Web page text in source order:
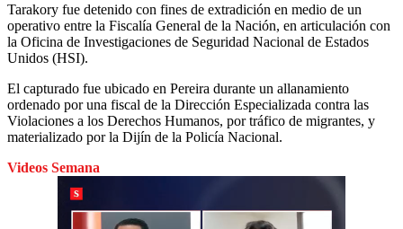
Tarakory fue detenido con fines de extradición en medio de un
operativo entre la Fiscalía General de la Nación, en articulación con
la Oficina de Investigaciones de Seguridad Nacional de Estados
Unidos (HSI).
El capturado fue ubicado en Pereira durante un allanamiento
ordenado por una fiscal de la Dirección Especializada contra las
Violaciones a los Derechos Humanos, por tráfico de migrantes, y
materializado por la Dijín de la Policía Nacional.
Videos Semana